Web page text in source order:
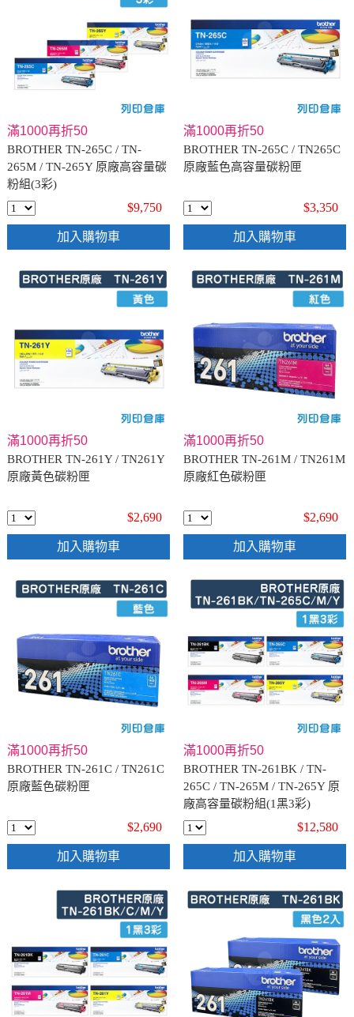
滿1000再折50
BROTHER TN-265C / TN-
265M / TN-265Y 原廠高容量碳
粉組(3彩)
$9,750
加入購物車
滿1000再折50
BROTHER TN-265C / TN265C
原廠藍色高容量碳粉匣
$3,350
加入購物車
滿1000再折50
BROTHER TN-261Y / TN261Y
原廠黃色碳粉匣
$2,690
加入購物車
滿1000再折50
BROTHER TN-261M / TN261M
原廠紅色碳粉匣
$2,690
加入購物車
滿1000再折50
BROTHER TN-261C / TN261C
原廠藍色碳粉匣
$2,690
加入購物車
滿1000再折50
BROTHER TN-261BK / TN-
265C / TN-265M / TN-265Y 原
廠高容量碳粉組(1黑3彩)
$12,580
加入購物車